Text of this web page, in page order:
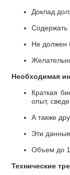
Доклад
Не должен
Необходимая
Краткая
опыт,
А также
Эти
Объем до
Технические